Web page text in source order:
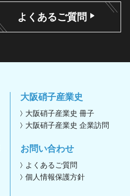
よくあるご質問
大阪硝子産業史
大阪硝子産業史 冊子
大阪硝子産業史 企業訪問
お問い合わせ
よくあるご質問
個人情報保護方針